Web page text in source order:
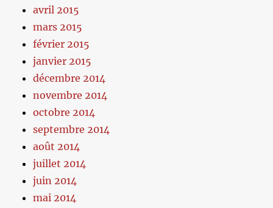
avril 2015
mars 2015
février 2015
janvier 2015
décembre 2014
novembre 2014
octobre 2014
septembre 2014
août 2014
juillet 2014
juin 2014
mai 2014